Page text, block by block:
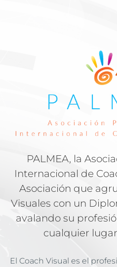
PALMEA, la
Internacional de
Asociación que
Visuales con un
avalando su
cualquier
El Coach Visual es el